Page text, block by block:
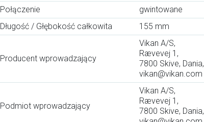
Połączenie
gwintowane
Długość / Głębokość całkowita
155 mm
Producent wprowadzający
Vikan A/S,
Rævevej 1,
7800 Skive, Dania,
vikan@vikan.com
Podmiot wprowadzający
Vikan A/S,
Rævevej 1,
7800 Skive, Dania,